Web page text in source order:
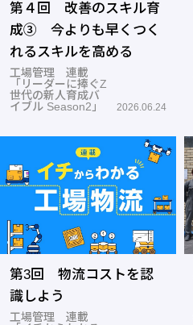
第４回 改善のスキル育
成③ 今よりも早くつく
れるスキルを高める
工場管理 連載
「リーダーに捧ぐZ
世代の新人育成バ
イブル Season2」
2026.06.24
第3回 物流コストを認
識しよう
工場管理 連載